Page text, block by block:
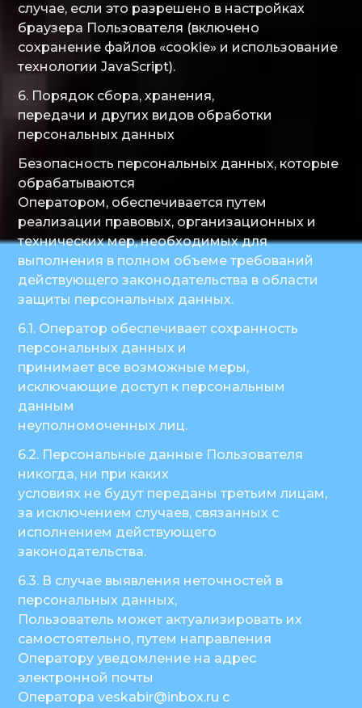
случае, если это разрешено в настройках
браузера Пользователя (включено
сохранение файлов «cookie» и использование
технологии JavaScript).
6. Порядок сбора, хранения,
передачи и других видов обработки
персональных данных
Безопасность персональных данных, которые
обрабатываются
Оператором, обеспечивается путем
реализации правовых, организационных и
технических мер, необходимых для
выполнения в полном объеме требований
действующего законодательства в области
защиты персональных данных.
6.1. Оператор обеспечивает сохранность
персональных данных и
принимает все возможные меры,
исключающие доступ к персональным
данным
неуполномоченных лиц.
6.2. Персональные данные Пользователя
никогда, ни при каких
условиях не будут переданы третьим лицам,
за исключением случаев, связанных с
исполнением действующего
законодательства.
6.3. В случае выявления неточностей в
персональных данных,
Пользователь может актуализировать их
самостоятельно, путем направления
Оператору уведомление на адрес
электронной почты
Оператора veskabir@inbox.ru с